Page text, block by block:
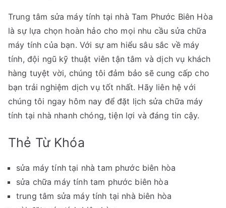
Trung tâm sửa máy tính tại nhà Tam Phước Biên Hòa
là sự lựa chọn hoàn hảo cho mọi nhu cầu sửa chữa
máy tính của bạn. Với sự am hiểu sâu sắc về máy
tính, đội ngũ kỹ thuật viên tận tâm và dịch vụ khách
hàng tuyệt vời, chúng tôi đảm bảo sẽ cung cấp cho
bạn trải nghiệm dịch vụ tốt nhất. Hãy liên hệ với
chúng tôi ngay hôm nay để đặt lịch sửa chữa máy
tính tại nhà nhanh chóng, tiện lợi và đáng tin cậy.
Thẻ Từ Khóa
sửa máy tính tại nhà tam phước biên hòa
sửa chữa máy tính tam phước biên hòa
trung tâm sửa máy tính tại nhà biên hòa